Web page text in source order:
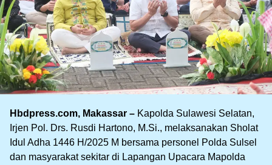
Hbdpress.com, Makassar – Kapolda Sulawesi Selatan,
Irjen Pol. Drs. Rusdi Hartono, M.Si., melaksanakan Sholat
Idul Adha 1446 H/2025 M bersama personel Polda Sulsel
dan masyarakat sekitar di Lapangan Upacara Mapolda